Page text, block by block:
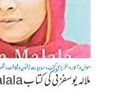
احوال وآثار•انگریزی کتب•سماجیات / فنون وثقافت•
ملالہ یوسفزئی کی کتاب I am Malala ایک نظر میں